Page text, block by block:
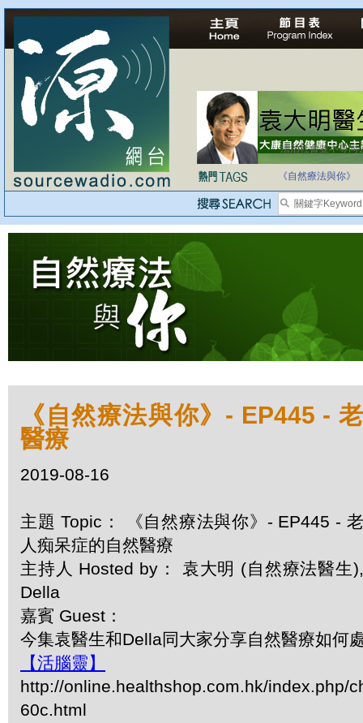
法治社會並不等同
《自然療法與你》
《自然療法與你》- EP445 -
醫療
2019-08-16
主題 Topic： 《自然療法與你》- EP445 - 老
人痴呆症的自然醫療
主持人 Hosted by： 袁大明 (自然療法醫生),
Della
嘉賓 Guest：
今集袁醫生和Della同大家分享自然醫療如何
【活腦靈】
http://online.healthshop.com.hk/index.php/
60c.html